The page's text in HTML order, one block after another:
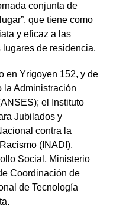
conjunta de
que tiene como
y eficaz a las
de residencia.
en Yrigoyen 152, y de
la Administración
el Instituto
Jubilados y
contra la
(INADI),
Social, Ministerio
Coordinación de
de Tecnología